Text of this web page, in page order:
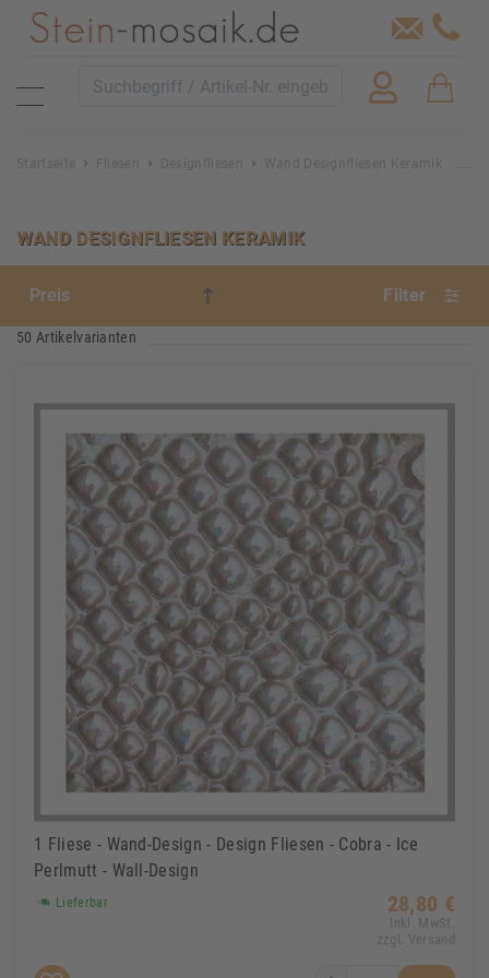
Startseite Fliesen Designfliesen Wand Designfliesen Keramik
WAND DESIGNFLIESEN KERAMIK
Filter
50 Artikelvarianten
1 Fliese - Wand-Design - Design Fliesen - Cobra - Ice
Perlmutt - Wall-Design
Lieferbar 28,80 €
Inkl. MwSt.
zzgl. Versand